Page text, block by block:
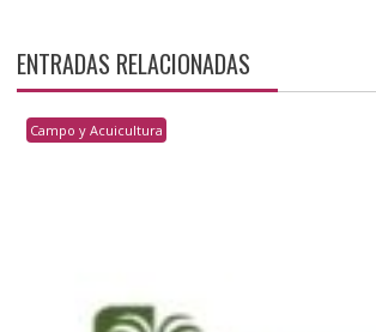
ENTRADAS RELACIONADAS
Campo y Acuicultura